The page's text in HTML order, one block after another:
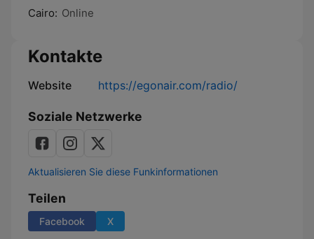
Cairo: Online
Kontakte
Website https://egonair.com/radio/
Soziale Netzwerke
Aktualisieren Sie diese Funkinformationen
Teilen
Facebook X